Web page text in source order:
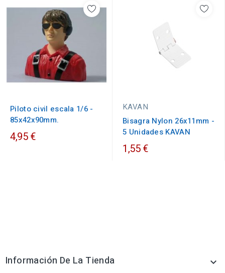
Piloto civil escala 1/6 -
85x42x90mm.
4,95 €
KAVAN
Bisagra Nylon 26x11mm -
5 Unidades KAVAN
1,55 €
Información De La Tienda 